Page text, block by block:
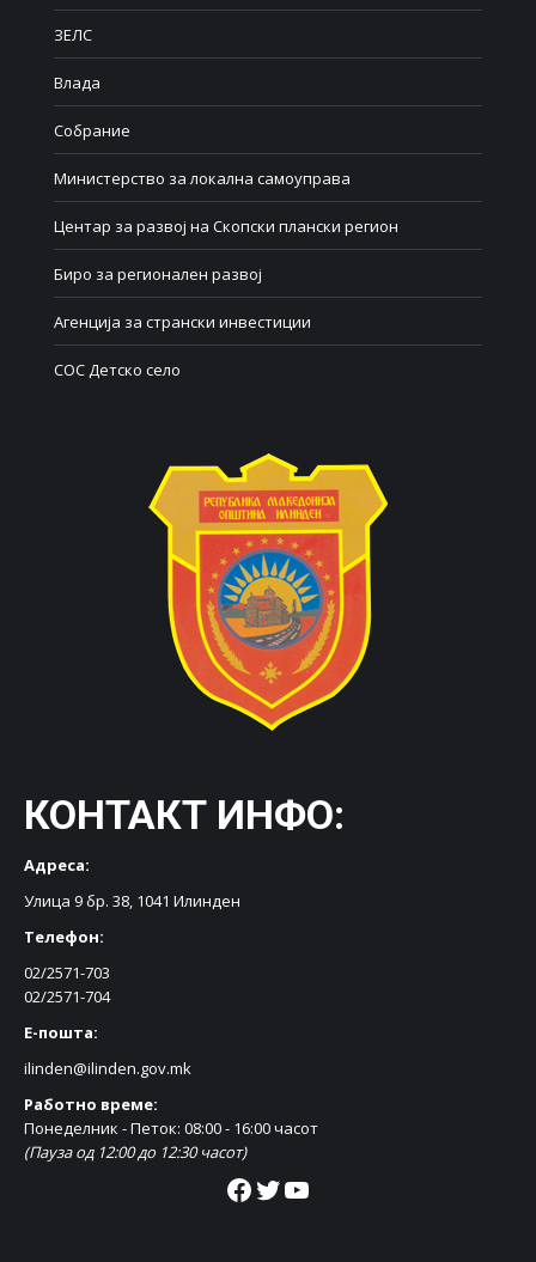
ЗЕЛС
Влада
Собрание
Министерство за локална самоуправа
Центар за развој на Скопски плански регион
Биро за регионален развој
Агенција за странски инвестиции
СОС Детско село
КОНТАКТ ИНФО:
Адреса:
Улица 9 бр. 38, 1041 Илинден
Телефон:
02/2571-703
02/2571-704
Е-пошта:
ilinden@ilinden.gov.mk
Работно време:
Понеделник - Петок: 08:00 - 16:00 часот
(Пауза од 12:00 до 12:30 часот)
Facebook Twitter YouTube